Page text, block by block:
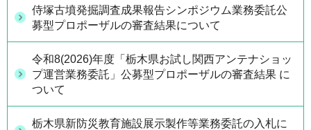
侍塚古墳発掘調査成果報告シンポジウム業務委託公
募型プロポーザルの審査結果について
令和8(2026)年度「栃木県お試し関西アンテナショッ
プ運営業務委託」公募型プロポーザルの審査結果 に
ついて
栃木県新防災教育施設展示製作等業務委託の入札に